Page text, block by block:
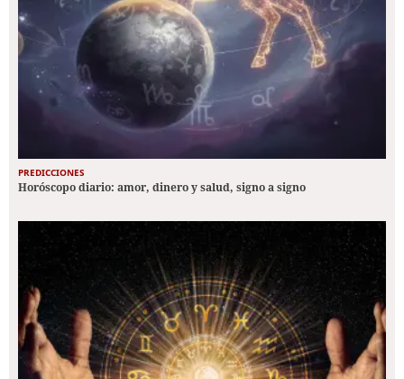
PREDICCIONES
Horóscopo diario: amor, dinero y salud, signo a signo